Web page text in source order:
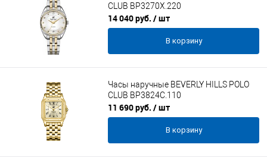
CLUB BP3270X.220
14 040 руб. / шт
В корзину
Часы наручные BEVERLY HILLS POLO
CLUB BP3824C.110
11 690 руб. / шт
В корзину